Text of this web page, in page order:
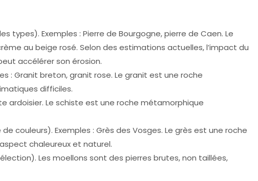
types). Exemples : Pierre de Bourgogne, pierre de Caen. Le
au beige rosé. Selon des estimations actuelles, l’impact du
accélérer son érosion.
: Granit breton, granit rose. Le granit est une roche
difficiles.
ardoisier. Le schiste est une roche métamorphique
couleurs). Exemples : Grès des Vosges. Le grès est une roche
chaleureux et naturel.
Les moellons sont des pierres brutes, non taillées,